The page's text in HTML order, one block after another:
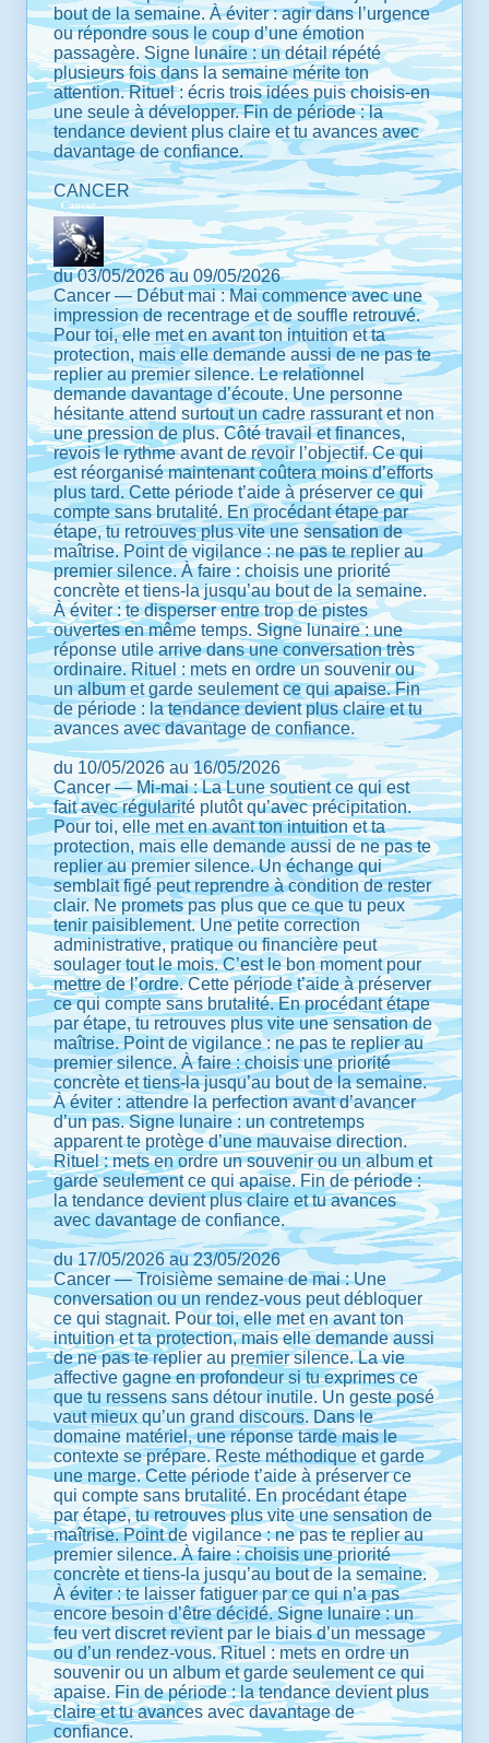
bout de la semaine. À éviter : agir dans l’urgence
ou répondre sous le coup d’une émotion
passagère. Signe lunaire : un détail répété
plusieurs fois dans la semaine mérite ton
attention. Rituel : écris trois idées puis choisis-en
une seule à développer. Fin de période : la
tendance devient plus claire et tu avances avec
davantage de confiance.
CANCER
du 03/05/2026 au 09/05/2026
Cancer — Début mai : Mai commence avec une
impression de recentrage et de souffle retrouvé.
Pour toi, elle met en avant ton intuition et ta
protection, mais elle demande aussi de ne pas te
replier au premier silence. Le relationnel
demande davantage d’écoute. Une personne
hésitante attend surtout un cadre rassurant et non
une pression de plus. Côté travail et finances,
revois le rythme avant de revoir l’objectif. Ce qui
est réorganisé maintenant coûtera moins d’efforts
plus tard. Cette période t’aide à préserver ce qui
compte sans brutalité. En procédant étape par
étape, tu retrouves plus vite une sensation de
maîtrise. Point de vigilance : ne pas te replier au
premier silence. À faire : choisis une priorité
concrète et tiens-la jusqu’au bout de la semaine.
À éviter : te disperser entre trop de pistes
ouvertes en même temps. Signe lunaire : une
réponse utile arrive dans une conversation très
ordinaire. Rituel : mets en ordre un souvenir ou
un album et garde seulement ce qui apaise. Fin
de période : la tendance devient plus claire et tu
avances avec davantage de confiance.
du 10/05/2026 au 16/05/2026
Cancer — Mi-mai : La Lune soutient ce qui est
fait avec régularité plutôt qu’avec précipitation.
Pour toi, elle met en avant ton intuition et ta
protection, mais elle demande aussi de ne pas te
replier au premier silence. Un échange qui
semblait figé peut reprendre à condition de rester
clair. Ne promets pas plus que ce que tu peux
tenir paisiblement. Une petite correction
administrative, pratique ou financière peut
soulager tout le mois. C’est le bon moment pour
mettre de l’ordre. Cette période t’aide à préserver
ce qui compte sans brutalité. En procédant étape
par étape, tu retrouves plus vite une sensation de
maîtrise. Point de vigilance : ne pas te replier au
premier silence. À faire : choisis une priorité
concrète et tiens-la jusqu’au bout de la semaine.
À éviter : attendre la perfection avant d’avancer
d’un pas. Signe lunaire : un contretemps
apparent te protège d’une mauvaise direction.
Rituel : mets en ordre un souvenir ou un album et
garde seulement ce qui apaise. Fin de période :
la tendance devient plus claire et tu avances
avec davantage de confiance.
du 17/05/2026 au 23/05/2026
Cancer — Troisième semaine de mai : Une
conversation ou un rendez-vous peut débloquer
ce qui stagnait. Pour toi, elle met en avant ton
intuition et ta protection, mais elle demande aussi
de ne pas te replier au premier silence. La vie
affective gagne en profondeur si tu exprimes ce
que tu ressens sans détour inutile. Un geste posé
vaut mieux qu’un grand discours. Dans le
domaine matériel, une réponse tarde mais le
contexte se prépare. Reste méthodique et garde
une marge. Cette période t’aide à préserver ce
qui compte sans brutalité. En procédant étape
par étape, tu retrouves plus vite une sensation de
maîtrise. Point de vigilance : ne pas te replier au
premier silence. À faire : choisis une priorité
concrète et tiens-la jusqu’au bout de la semaine.
À éviter : te laisser fatiguer par ce qui n’a pas
encore besoin d’être décidé. Signe lunaire : un
feu vert discret revient par le biais d’un message
ou d’un rendez-vous. Rituel : mets en ordre un
souvenir ou un album et garde seulement ce qui
apaise. Fin de période : la tendance devient plus
claire et tu avances avec davantage de
confiance.